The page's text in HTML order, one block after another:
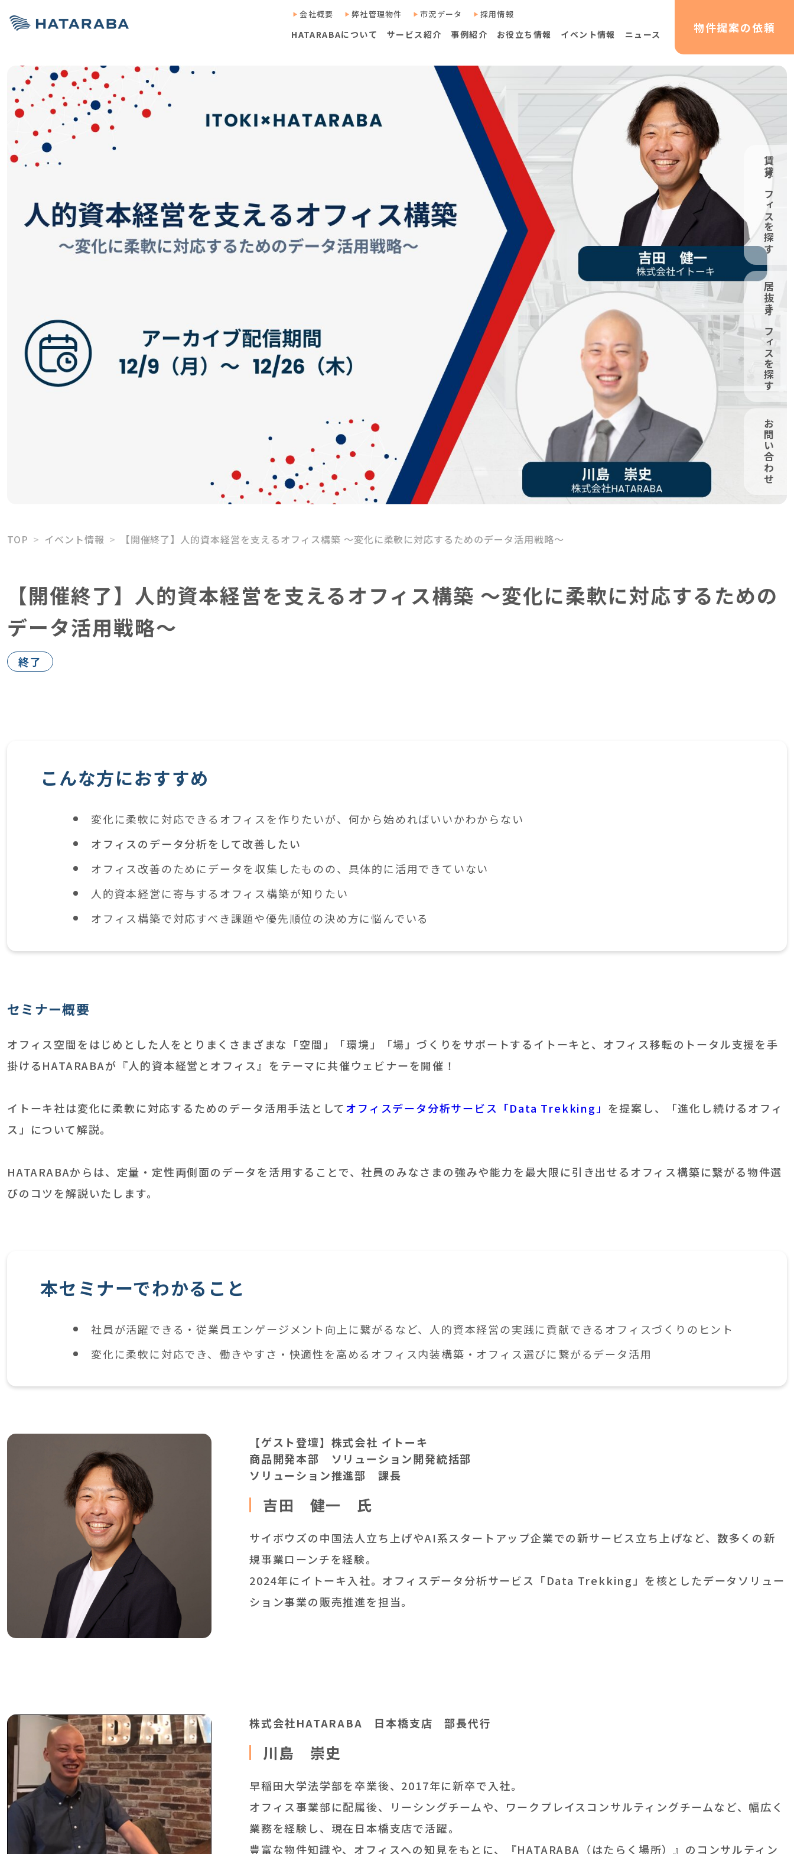
会社概要 弊社管理物件 市況データ 採用情報
HATARABAについて サービス紹介 事例紹介 お役立ち情報 イベント情報 ニュース 物件提案の依頼
サービス紹介 HATARABAサーベイ 物件検索サイトHATARABAオフィス
HATARABAリーシング・プロパティマネジメント 居抜きマッチングサイトHATARABA居抜き
ソリューション事業
お役立ち情報
お役立ち情報
TOP イベント情報 【開催終了】人的資本経営を支えるオフィス構築 ～変化に柔軟に対応するためのデータ活用戦略～
【開催終了】人的資本経営を支えるオフィス構築 ～変化に柔軟に対応するための
データ活用戦略～
終了
こんな方におすすめ
変化に柔軟に対応できるオフィスを作りたいが、何から始めればいいかわからない
オフィスのデータ分析をして改善したい
オフィス改善のためにデータを収集したものの、具体的に活用できていない
人的資本経営に寄与するオフィス構築が知りたい
オフィス構築で対応すべき課題や優先順位の決め方に悩んでいる
セミナー概要
オフィス空間をはじめとした人をとりまくさまざまな「空間」「環境」「場」づくりをサポートするイトーキと、オフィス移転のトータル支援を手
掛けるHATARABAが『人的資本経営とオフィス』をテーマに共催ウェビナーを開催！
イトーキ社は変化に柔軟に対応するためのデータ活用手法としてオフィスデータ分析サービス「Data Trekking」 を提案し、「進化し続けるオフィ
ス」について解説。
HATARABAからは、定量・定性両側面のデータを活用することで、社員のみなさまの強みや能力を最大限に引き出せるオフィス構築に繋がる物件選
びのコツを解説いたします。
本セミナーでわかること
社員が活躍できる・従業員エンゲージメント向上に繋がるなど、人的資本経営の実践に貢献できるオフィスづくりのヒント
変化に柔軟に対応でき、働きやすさ・快適性を高めるオフィス内装構築・オフィス選びに繋がるデータ活用
【ゲスト登壇】株式会社 イトーキ
商品開発本部 ソリューション開発統括部
ソリューション推進部 課長
吉田 健一 氏
サイボウズの中国法人立ち上げやAI系スタートアップ企業での新サービス立ち上げなど、数多くの新
規事業ローンチを経験。
2024年にイトーキ入社。オフィスデータ分析サービス「Data Trekking」を核としたデータソリュー
ション事業の販売推進を担当。
株式会社HATARABA 日本橋支店 部長代行
川島 崇史
早稲田大学法学部を卒業後、2017年に新卒で入社。
オフィス事業部に配属後、リーシングチームや、ワークプレイスコンサルティングチームなど、幅広く
業務を経験し、現在日本橋支店で活躍。
豊富な物件知識や、オフィスへの知見をもとに、『HATARABA（はたらく場所）』のコンサルティン
賃貸オフィスを探す
居抜きオフィスを探す
お問い合わせ